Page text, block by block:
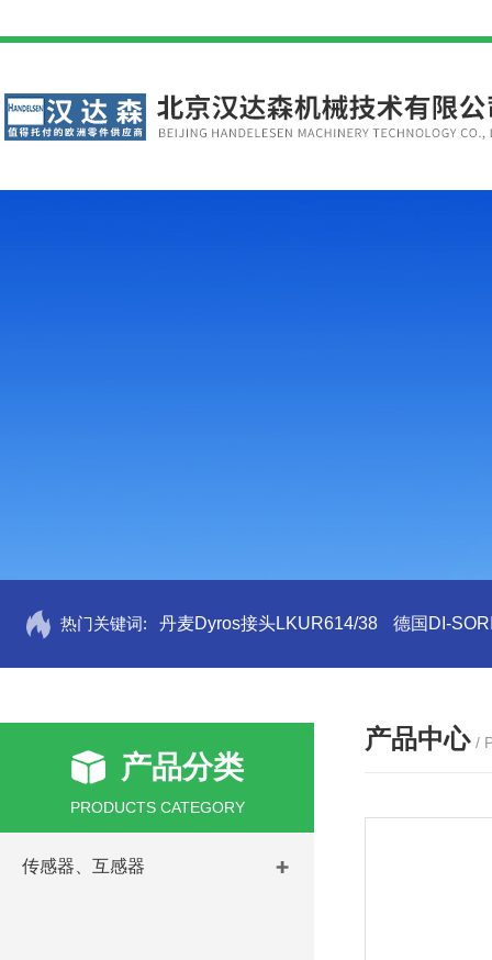
热门关键词: 丹麦Dyros接头LKUR614/38 德国DI-
产品分类
PRODUCTS CATEGORY
传感器、互感器
产品中心 /